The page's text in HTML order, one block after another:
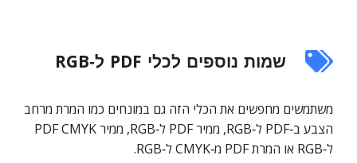
שמות נוספים לכלי PDF ל‑RGB
משתמשים מחפשים את הכלי הזה גם במונחים כמו המרת מרחב
הצבע ב‑PDF ל‑RGB, ממיר PDF ל‑RGB, ממיר PDF CMYK
ל‑RGB או המרת PDF מ‑CMYK ל‑RGB.